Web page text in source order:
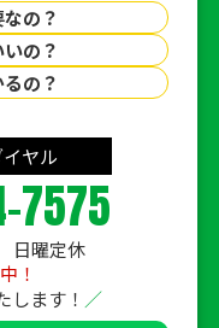
の？
の？
の？
ヤル
7575
日曜定休
！
します！